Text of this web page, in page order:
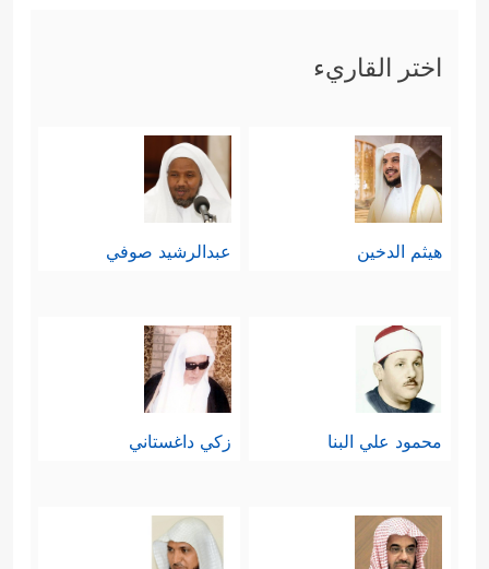
اختر القاريء
هيثم الدخين عبدالرشيد صوفي
محمود علي البنا زكي داغستاني